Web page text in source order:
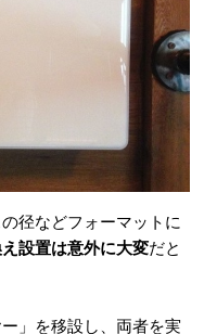
径などフォーマットに
設置は意外に大変だと
」を移設し、両者を実